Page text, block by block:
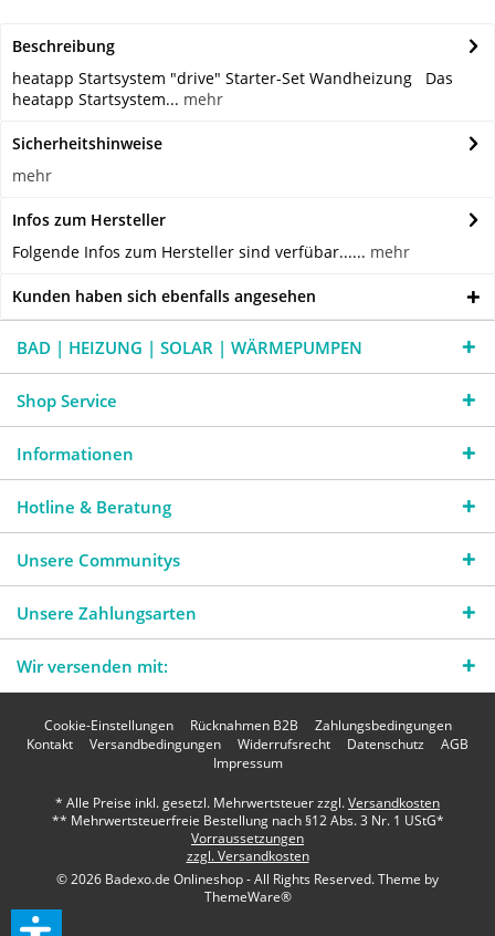
Beschreibung
heatapp Startsystem "drive" Starter-Set Wandheizung Das
heatapp Startsystem... mehr
Sicherheitshinweise
mehr
Infos zum Hersteller
Folgende Infos zum Hersteller sind verfübar...... mehr
Kunden haben sich ebenfalls angesehen
BAD | HEIZUNG | SOLAR | WÄRMEPUMPEN
Shop Service
Informationen
Hotline & Beratung
Unsere Communitys
Unsere Zahlungsarten
Wir versenden mit:
Cookie-Einstellungen Rücknahmen B2B
Zahlungsbedingungen
Kontakt
Versandbedingungen Widerrufsrecht Datenschutz
AGB
Impressum
* Alle Preise inkl. gesetzl. Mehrwertsteuer zzgl.Versandkosten
** Mehrwertsteuerfreie Bestellung nach §12 Abs. 3 Nr. 1 UStG*
Vorraussetzungen
zzgl. Versandkosten
© 2026 Badexo.de Onlineshop - All Rights Reserved. Theme by
ThemeWare®